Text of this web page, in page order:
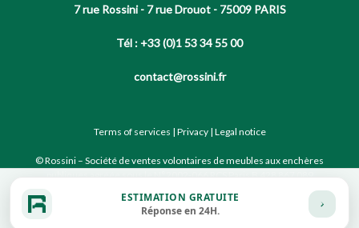
7 rue Rossini - 7 rue Drouot - 75009 PARIS
Tél : +33 (0)1 53 34 55 00
contact@rossini.fr
Terms of services | Privacy| Legal notice
© Rossini – Société de ventes volontaires de meubles aux enchères
Site conçu par notre partenaire
ESTIMATION GRATUITE
Réponse en 24H.